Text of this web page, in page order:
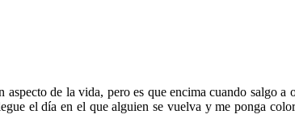
de la vida, pero es que encima cuando salgo
el día en el que alguien se vuelva y me ponga